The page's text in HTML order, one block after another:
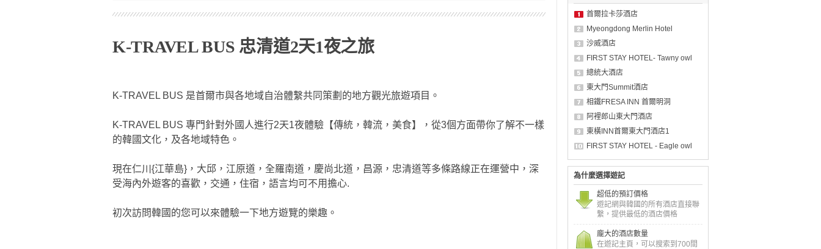
K-TRAVEL BUS 忠清道2天1夜之旅
K-TRAVEL BUS 是首爾市與各地域自治體繫共同策劃的地方觀光旅遊項目。
K-TRAVEL BUS 專門針對外國人進行2天1夜體驗【傳統，韓流，美食】，從3個方面帶你了解不一樣
的韓國文化，及各地域特色。
現在仁川{江華島}，大邱，江原道，全羅南道，慶尚北道，昌源，忠清道等多條路線正在運營中，深
受海內外遊客的喜歡，交通，住宿，語言均可不用擔心.
初次訪問韓國的您可以來體驗一下地方遊覽的樂趣。
首爾拉卡莎酒店
Myeongdong Merlin Hotel
沙威酒店
FIRST STAY HOTEL- Tawny owl
總統大酒店
東大門Summit酒店
相鐵FRESA INN 首爾明洞
阿裡郎山東大門酒店
東橫INN首爾東大門酒店1
FIRST STAY HOTEL - Eagle owl
為什麼選擇遊記
超低的預訂價格
遊記網與韓國的所有酒店直接聯
繫，提供最低的酒店價格
龐大的酒店數量
在遊記主頁，可以搜索到700間